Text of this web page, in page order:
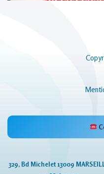
329, Bd Michelet 13009